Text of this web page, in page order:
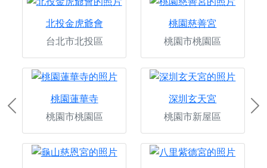
北投金虎爺會
台北市北投區
桃園慈善宮
桃園市桃園區
桃園蓮華寺
桃園市桃園區
深圳玄天宮
桃園市新屋區
Previous